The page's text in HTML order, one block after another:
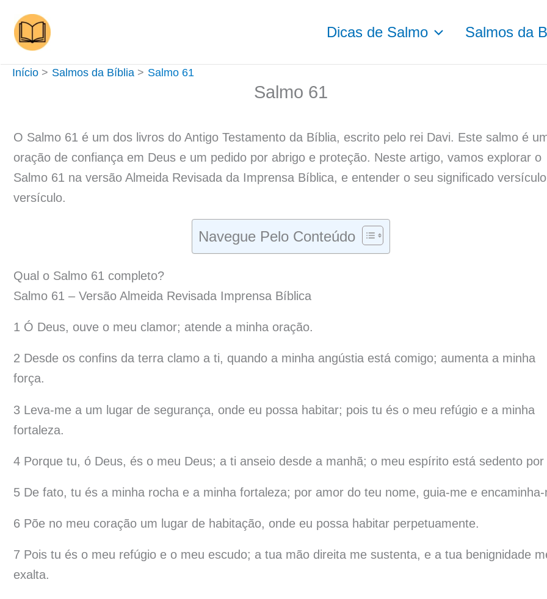
para
conteúdo
Dicas de Salmo Salmos da
Início Salmos da Bíblia Salmo 61
Salmo 61
O Salmo 61 é um dos livros do Antigo Testamento da Bíblia, escrito pelo rei Davi. Este salmo é
oração de confiança em Deus e um pedido por abrigo e proteção. Neste artigo, vamos explorar o
Salmo 61 na versão Almeida Revisada da Imprensa Bíblica, e entender o seu significado
versículo.
Navegue Pelo Conteúdo
Qual o Salmo 61 completo?
Salmo 61 – Versão Almeida Revisada Imprensa Bíblica
1 Ó Deus, ouve o meu clamor; atende a minha oração.
2 Desde os confins da terra clamo a ti, quando a minha angústia está comigo; aumenta a minha
força.
3 Leva-me a um lugar de segurança, onde eu possa habitar; pois tu és o meu refúgio e a minha
fortaleza.
4 Porque tu, ó Deus, és o meu Deus; a ti anseio desde a manhã; o meu espírito está sedento por
5 De fato, tu és a minha rocha e a minha fortaleza; por amor do teu nome, guia-me e
6 Põe no meu coração um lugar de habitação, onde eu possa habitar perpetuamente.
7 Pois tu és o meu refúgio e o meu escudo; a tua mão direita me sustenta, e a tua benignidade
exalta.